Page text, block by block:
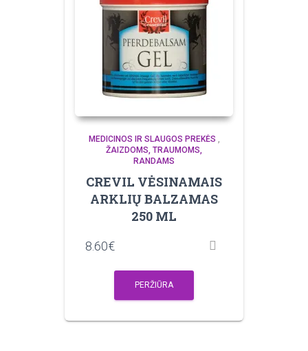
MEDICINOS IR SLAUGOS PREKĖS ,
ŽAIZDOMS, TRAUMOMS,
RANDAMS
CREVIL VĖSINAMAIS
ARKLIŲ BALZAMAS
250 ML
8.60€
PERŽIŪRA